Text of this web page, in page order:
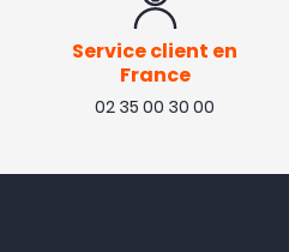
Service client en
France
02 35 00 30 00